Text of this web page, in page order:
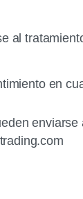
al
en
enviarse